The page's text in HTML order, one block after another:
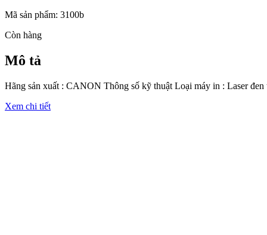
Mã sản phẩm: 3100b
Còn hàng
Mô tả
Hãng sản xuất : CANON Thông số kỹ thuật Loại máy in : Laser
Xem chi tiết